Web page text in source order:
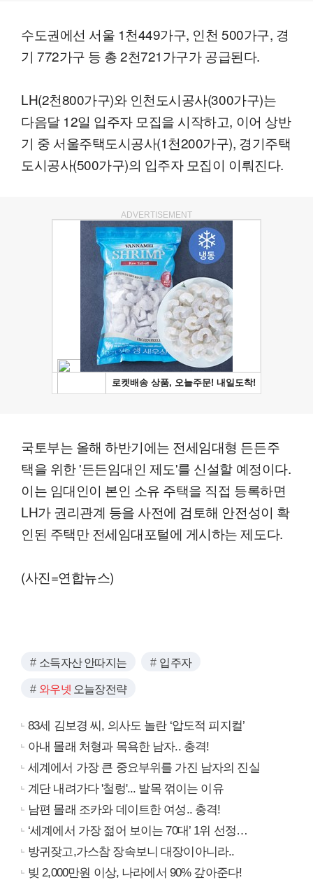
수도권에선 서울 1천449가구, 인천 500가구, 경
기 772가구 등 총 2천721가구가 공급된다.
LH(2천800가구)와 인천도시공사(300가구)는
다음달 12일 입주자 모집을 시작하고, 이어 상반
기 중 서울주택도시공사(1천200가구), 경기주택
도시공사(500가구)의 입주자 모집이 이뤄진다.
ADVERTISEMENT
국토부는 올해 하반기에는 전세임대형 든든주
택을 위한 '든든임대인 제도'를 신설할 예정이다.
이는 임대인이 본인 소유 주택을 직접 등록하면
LH가 권리관계 등을 사전에 검토해 안전성이 확
인된 주택만 전세임대포털에 게시하는 제도다.
(사진=연합뉴스)
소득자산 안따지는 입주자
와우넷 오늘장전략
83세 김보경 씨, 의사도 놀란 ‘압도적 피지컬’
아내 몰래 처형과 목욕한 남자.. 충격!
세계에서 가장 큰 중요부위를 가진 남자의 진실
계단 내려가다 '철렁'... 발목 꺾이는 이유
남편 몰래 조카와 데이트한 여성.. 충격!
‘세계에서 가장 젊어 보이는 70대’ 1위 선정…
방귀잦고,가스참 장속보니 대장이아니라..
빚 2,000만원 이상, 나라에서 90% 갚아준다!